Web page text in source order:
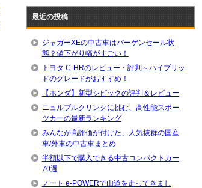
最近の投稿
ジャガーXEの中古車はバーゲンセール状
態？値下がり幅がすごい！
トヨタ C-HRのレビュー・評判～ハイブリッ
ドのグレードがおすすめ！
【ホンダ】新型シビックの評判＆レビュー
ニュルブルクリンクに挑む、高性能スポー
ツカーの最新ランキング
みんなが高評価が付けた、人気抜群の国産
車/外車の中古車まとめ
半額以下で購入できる中古コンパクトカー
70選
ノート e-POWERで山道を走ってきまし